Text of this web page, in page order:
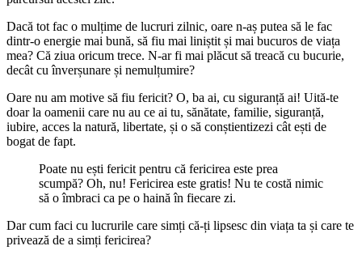
Dacă tot fac o mulțime de lucruri zilnic, oare n-aș putea să le fac
dintr-o energie mai bună, să fiu mai liniștit și mai bucuros de viața
mea? Că ziua oricum trece. N-ar fi mai plăcut să treacă cu bucurie,
decât cu înverșunare și nemulțumire?
Oare nu am motive să fiu fericit? O, ba ai, cu siguranță ai! Uită-te
doar la oamenii care nu au ce ai tu, sănătate, familie, siguranță,
iubire, acces la natură, libertate, și o să conștientizezi cât ești de
bogat de fapt.
Poate nu ești fericit pentru că fericirea este prea
scumpă? Oh, nu! Fericirea este gratis! Nu te costă nimic
să o îmbraci ca pe o haină în fiecare zi.
Dar cum faci cu lucrurile care simți că-ți lipsesc din viața ta și care te
privează de a simți fericirea?